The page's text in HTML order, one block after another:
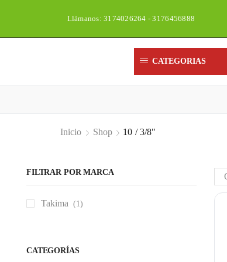
Llámanos: 3174026264 - 3176456888
CATEGORIAS
Inicio Shop 10 / 3/8"
FILTRAR POR MARCA
Takima (1)
CATEGORÍAS